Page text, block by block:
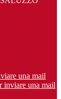
una mail
inviare una mail